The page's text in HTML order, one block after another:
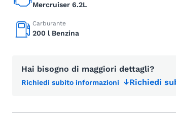
Mercruiser 6.2L
Carburante
200 l Benzina
Hai bisogno di maggiori dettagli?
Richiedi subito informazioni Richiedi